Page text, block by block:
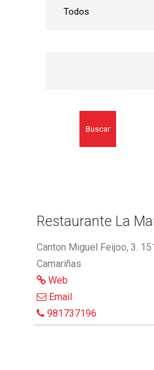
Buscar
Restaurante La
Canton Miguel Feijoo, 3.
Camariñas
Web
Email
981737196